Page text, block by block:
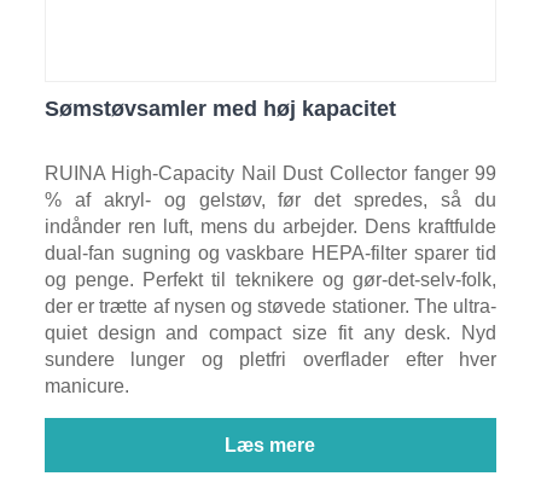
Sømstøvsamler med høj kapacitet
RUINA High-Capacity Nail Dust Collector fanger 99
% af akryl- og gelstøv, før det spredes, så du
indånder ren luft, mens du arbejder. Dens kraftfulde
dual-fan sugning og vaskbare HEPA-filter sparer tid
og penge. Perfekt til teknikere og gør-det-selv-folk,
der er trætte af nysen og støvede stationer. The ultra-
quiet design and compact size fit any desk. Nyd
sundere lunger og pletfri overflader efter hver
manicure.
Læs mere